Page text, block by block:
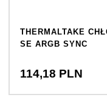
THERMALTAKE
SE ARGB SYNC
114,18 PLN